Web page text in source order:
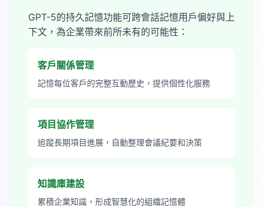
GPT-5的持久記憶功能可跨會話記憶用戶偏好與上
下文，為企業帶來前所未有的可能性：
客戶關係管理
記憶每位客戶的完整互動歷史，提供個性化服務
項目協作管理
追蹤長期項目進展，自動整理會議紀要和決策
知識庫建設
累積企業知識，形成智慧化的組織記憶體